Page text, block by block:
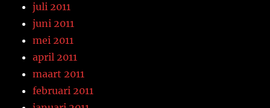
juli 2011
juni 2011
mei 2011
april 2011
maart 2011
februari 2011